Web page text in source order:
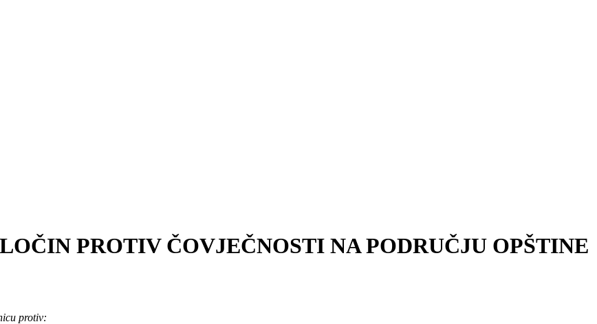
PROTIV ČOVJEČNOSTI NA PODRUČJU OPŠTINE
protiv: